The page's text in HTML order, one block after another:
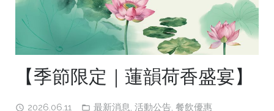
【季節限定｜蓮韻荷香盛宴】
2026.06.11 最新消息 活動公告 餐飲優惠